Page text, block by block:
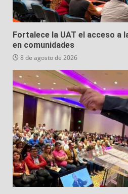
Fortalece la UAT el acceso a
en comunidades
8 de agosto de 2026